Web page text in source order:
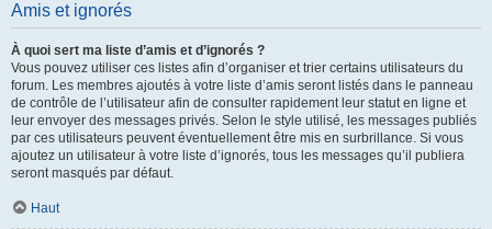
Amis et ignorés
À quoi sert ma liste d’amis et d’ignorés ?
Vous pouvez utiliser ces listes afin d’organiser et trier certains utilisateurs du
forum. Les membres ajoutés à votre liste d’amis seront listés dans le panneau
de contrôle de l’utilisateur afin de consulter rapidement leur statut en ligne et
leur envoyer des messages privés. Selon le style utilisé, les messages publiés
par ces utilisateurs peuvent éventuellement être mis en surbrillance. Si vous
ajoutez un utilisateur à votre liste d’ignorés, tous les messages qu’il publiera
seront masqués par défaut.
Haut